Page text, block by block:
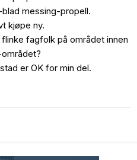
messing-propell.
kjøpe ny.
fagfolk på området innen
er OK for min del.